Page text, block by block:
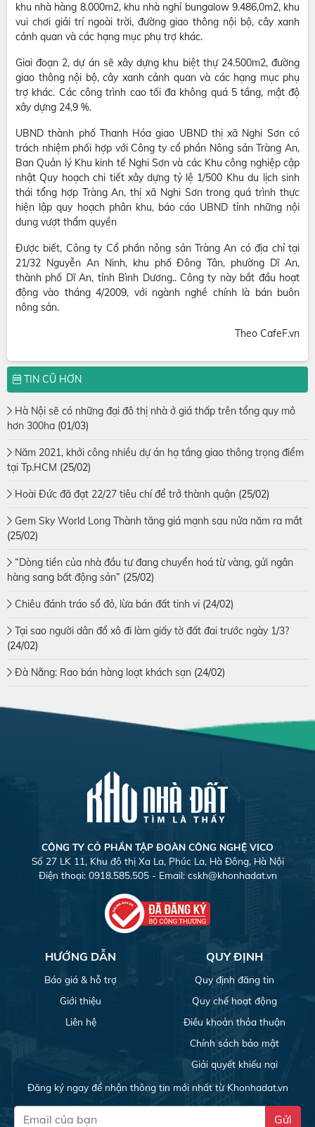
khu nhà hàng 8.000m2, khu nhà nghỉ bungalow 9.486,0m2, khu
vui chơi giải trí ngoài trời, đường giao thông nội bộ, cây xanh
cảnh quan và các hạng mục phụ trợ khác.
Giai đoạn 2, dự án sẽ xây dựng khu biệt thự 24.500m2, đường
giao thông nội bộ, cây xanh cảnh quan và các hạng mục phụ
trợ khác. Các công trình cao tối đa không quá 5 tầng, mật độ
xây dựng 24,9 %.
UBND thành phố Thanh Hóa giao UBND thị xã Nghi Sơn có
trách nhiệm phối hợp với Công ty cổ phần Nông sản Tràng An,
Ban Quản lý Khu kinh tế Nghi Sơn và các Khu công nghiệp cập
nhật Quy hoạch chi tiết xây dựng tỷ lệ 1/500 Khu du lịch sinh
thái tổng hợp Tràng An, thị xã Nghi Sơn trong quá trình thực
hiện lập quy hoạch phân khu, báo cáo UBND tỉnh những nội
dung vượt thẩm quyền
Được biết, Công ty Cổ phần nông sản Tràng An có địa chỉ tại
21/32 Nguyễn An Ninh, khu phố Đông Tân, phường Dĩ An,
thành phố Dĩ An, tỉnh Bình Dương.. Công ty này bắt đầu hoạt
động vào tháng 4/2009, với ngành nghề chính là bán buôn
nông sản.
Theo CafeF.vn
TIN CŨ HƠN
Hà Nội sẽ có những đại đô thị nhà ở giá thấp trên tổng quy mô
hơn 300ha (01/03)
Năm 2021, khởi công nhiều dự án hạ tầng giao thông trọng điểm
tại Tp.HCM (25/02)
Hoài Đức đã đạt 22/27 tiêu chí để trở thành quận (25/02)
Gem Sky World Long Thành tăng giá mạnh sau nửa năm ra mắt
(25/02)
“Dòng tiền của nhà đầu tư đang chuyển hoá từ vàng, gửi ngân
hàng sang bất động sản” (25/02)
Chiêu đánh tráo sổ đỏ, lừa bán đất tinh vi (24/02)
Tại sao người dân đổ xô đi làm giấy tờ đất đai trước ngày 1/3?
(24/02)
Đà Nẵng: Rao bán hàng loạt khách sạn (24/02)
CÔNG TY CỎ PHẦN TẬP ĐOÀN CÔNG NGHỆ VICO
Số 27 LK 11, Khu đô thị Xa La, Phúc La, Hà Đông, Hà Nội
Điện thoại: 0918.585.505 - Email: cskh@khonhadat.vn
HƯỚNG DẪN
Báo giá & hỗ trợ
Giới thiệu
Liên hệ
QUY ĐỊNH
Quy định đăng tin
Quy chế hoạt động
Điều khoản thỏa thuận
Chính sách bảo mật
Giải quyết khiếu nại
Đăng ký ngay để nhận thông tin mới nhất từ Khonhadat.vn
Gửi